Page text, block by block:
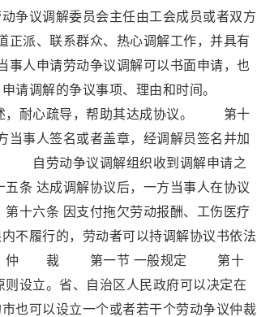
争议调解委员会主任由工会成员或者双方
派、联系群众、热心调解工作，并具有
人申请劳动争议调解可以书面申请，也
申请调解的争议事项、理由和时间。
述，耐心疏导，帮助其达成协议。 第十
事人签名或者盖章，经调解员签名并加
自劳动争议调解组织收到调解申请之
条 达成调解协议后，一方当事人在协议
十六条 因支付拖欠劳动报酬、工伤医疗
不履行的，劳动者可以持调解协议书依法
三章 仲 裁 第一节 一般规定 第十
设立。省、自治区人民政府可以决定在
也可以设立一个或者若干个劳动争议仲裁